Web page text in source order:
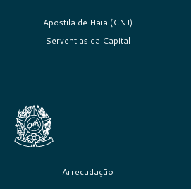
Apostila de Haia (CNJ)
Serventias da Capital
Arrecadação